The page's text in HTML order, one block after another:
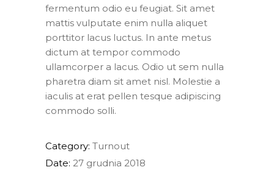
fermentum odio eu feugiat. Sit amet
mattis vulputate enim nulla aliquet
porttitor lacus luctus. In ante metus
dictum at tempor commodo
ullamcorper a lacus. Odio ut sem nulla
pharetra diam sit amet nisl. Molestie a
iaculis at erat pellen tesque adipiscing
commodo solli.
Category: Turnout
Date: 27 grudnia 2018